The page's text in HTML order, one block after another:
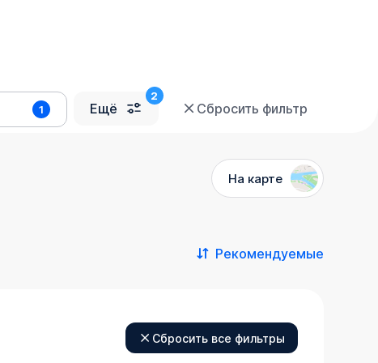
1 Ещё Сбросить фильтр
На карте
Рекомендуемые
Сбросить все фильтры